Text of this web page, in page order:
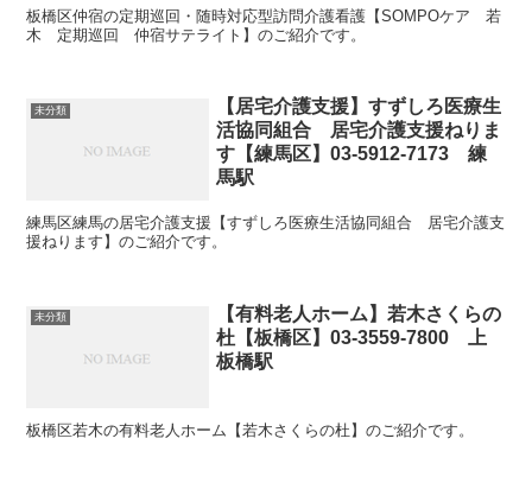
板橋区仲宿の定期巡回・随時対応型訪問介護看護【SOMPOケア 若
木 定期巡回 仲宿サテライト】のご紹介です。
未分類
【居宅介護支援】すずしろ医療生
活協同組合 居宅介護支援ねりま
す【練馬区】03-5912-7173 練
馬駅
練馬区練馬の居宅介護支援【すずしろ医療生活協同組合 居宅介護支
援ねります】のご紹介です。
未分類
【有料老人ホーム】若木さくらの
杜【板橋区】03-3559-7800 上
板橋駅
板橋区若木の有料老人ホーム【若木さくらの杜】のご紹介です。